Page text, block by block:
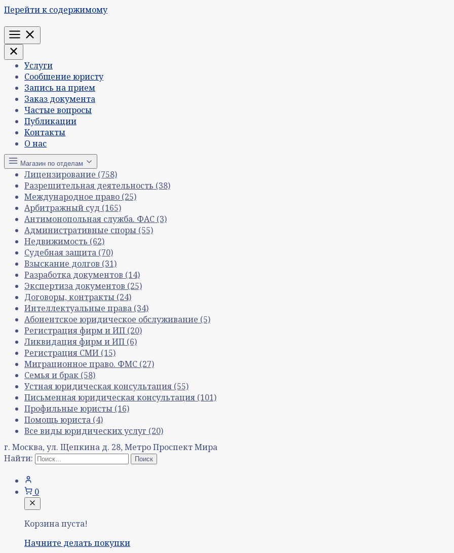
Перейти к содержимому
Меню
Услуги
Сообщение юристу
Запись на прием
Заказ документа
Частые вопросы
Публикации
Контакты
О нас
Магазин по отделам
Лицензирование (758)
Разрешительная деятельность (38)
Международное право (25)
Арбитражный суд (165)
Антимонопольная служба. ФАС (3)
Административные споры (55)
Недвижимость (62)
Судебная защита (70)
Взыскание долгов (31)
Разработка документов (14)
Экспертиза документов (25)
Договоры, контракты (24)
Интеллектуальные права (34)
Абонентское юридическое обслуживание (5)
Регистрация фирм и ИП (20)
Ликвидация фирм и ИП (6)
Регистрация СМИ (15)
Миграционное право. ФМС (27)
Семья и брак (58)
Устная юридическая консультация (55)
Письменная юридическая консультация (101)
Профильные юристы (16)
Помощь юриста (4)
Все виды юридических услуг (20)
г. Москва, ул. Щепкина д. 28, Метро Проспект Мира
Найти:
0
Корзина пуста!
Начните делать покупки